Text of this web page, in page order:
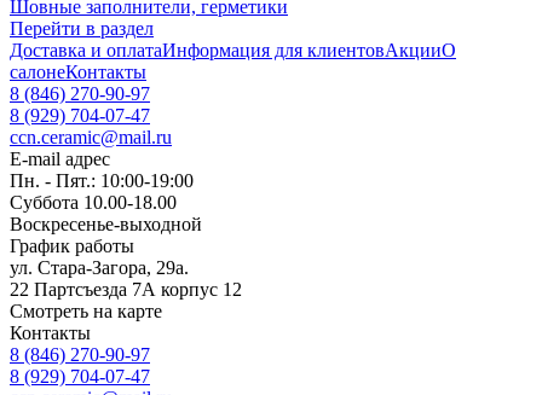
Шовные заполнители, герметики
Перейти в раздел
Доставка и оплатаИнформация для клиентовАкцииО
салонеКонтакты
8 (846) 270-90-97
8 (929) 704-07-47
ccn.ceramic@mail.ru
E-mail адрес
Пн. - Пят.: 10:00-19:00
Суббота 10.00-18.00
Воскресенье-выходной
График работы
ул. Стара-Загора, 29а.
22 Партсъезда 7А корпус 12
Смотреть на карте
Контакты
8 (846) 270-90-97
8 (929) 704-07-47